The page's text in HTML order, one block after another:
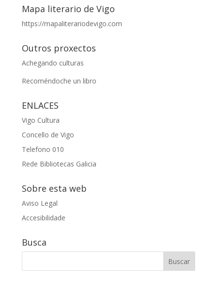
Mapa literario de Vigo
https://mapaliterariodevigo.com
Outros proxectos
Achegando culturas
Recoméndoche un libro
ENLACES
Vigo Cultura
Concello de Vigo
Telefono 010
Rede Bibliotecas Galicia
Sobre esta web
Aviso Legal
Accesibilidade
Busca